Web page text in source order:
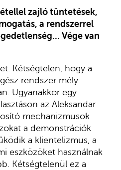
zajló tüntetések,
a rendszerrel
Vége van
Kétségtelen, hogy a
rendszer mély
Ugyanakkor egy
az Aleksandar
mechanizmusok
a demonstrációk
a klientelizmus, a
eszközöket használnak
Kétségtelenül ez a